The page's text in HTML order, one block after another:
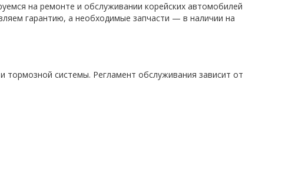
на ремонте и обслуживании корейских автомобилей
гарантию, а необходимые запчасти — в наличии на
тормозной системы. Регламент обслуживания зависит от